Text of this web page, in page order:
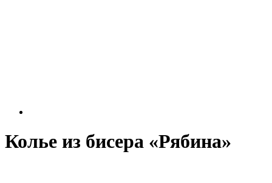
Колье из бисера «Рябина»